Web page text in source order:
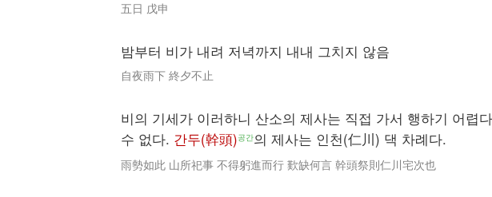
五日 戊申
밤부터 비가 내려 저녁까지 내내 그치지 않음
自夜雨下 終夕不止
비의 기세가 이러하니 산소의 제사는 직접 가서 행하기 어렵
수 없다. 간두(幹頭)공간의 제사는 인천(仁川) 댁 차례다.
雨勢如此 山所祀事 不得躬進而行 歎缺何言 幹頭祭則仁川宅次也